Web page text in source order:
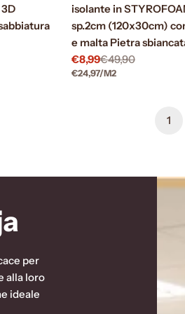
isolante in
sp.2cm (120x30cm)
e malta Pietra
Prezzo
di
€8,99
Prezzo
normale
€49,90
PREZZO
€24,97/PER
M2
1
per
alla loro
ideale